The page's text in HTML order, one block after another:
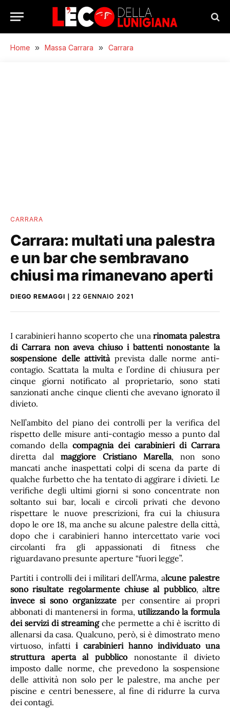
Home » Massa Carrara » Carrara
CARRARA
Carrara: multati una palestra
e un bar che sembravano
chiusi ma rimanevano aperti
DIEGO REMAGGI 22 GENNAIO 2021
I carabinieri hanno scoperto che unarinomata palestra
di Carrara non aveva chiuso i battenti nonostante la
sospensione delle attivitàprevista dalle norme anti-
contagio. Scattata la multa e l’ordine di chiusura per
cinque giorni notificato al proprietario, sono stati
sanzionati anche cinque clienti che avevano ignorato il
divieto.
Nell’ambito del piano dei controlli per la verifica del
rispetto delle misure anti-contagio messo a punto dal
comando della compagnia dei carabinieri di Carrara
diretta dal maggiore Cristiano Marella, non sono
mancati anche inaspettati colpi di scena da parte di
qualche furbetto che ha tentato di aggirare i divieti. Le
verifiche degli ultimi giorni si sono concentrate non
soltanto sui bar, locali e circoli privati che devono
rispettare le nuove prescrizioni, fra cui la chiusura
dopo le ore 18, ma anche su alcune palestre della città,
dopo che i carabinieri hanno intercettato varie voci
circolanti fra gli appassionati di fitness che
riguardavano presunte aperture “fuori legge”.
Partiti i controlli dei i militari dell’Arma, alcune palestre
sono risultate regolarmente chiuse al pubblico, altre
invece si sono organizzate per consentire ai propri
abbonati di mantenersi in forma, utilizzando la formula
dei servizi di streamingche permette a chi è iscritto di
allenarsi da casa. Qualcuno, però, si è dimostrato meno
virtuoso, infatti i carabinieri hanno individuato una
struttura aperta al pubblicononostante il divieto
imposto dalle norme, che prevedono la sospensione
delle attività non solo per le palestre, ma anche per
piscine e centri benessere, al fine di ridurre la curva
dei contagi.